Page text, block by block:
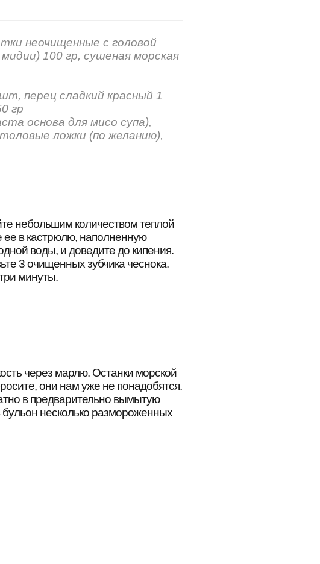
неочищенные с головой
100 гр, сушеная морская
перец сладкий красный 1
гр
основа для мисо супа),
ложки (по желанию),
небольшим количеством теплой
ее в кастрюлю, наполненную
воды, и доведите до кипения.
3 очищенных зубчика чеснока.
минуты.
через марлю. Останки морской
они нам уже не понадобятся.
в предварительно вымытую
несколько размороженных